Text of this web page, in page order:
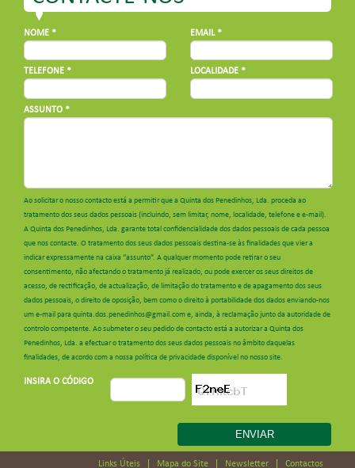
NOME * EMAIL *
TELEFONE * LOCALIDADE *
ASSUNTO *
Ao solicitar o nosso contacto está a permitir que a Quinta dos Penedinhos, Lda. proceda ao
tratamento dos seus dados pessoais (incluindo, sem limitar, nome, localidade, telefone e e-mail).
A Quinta dos Penedinhos, Lda. garante total confidencialidade dos dados pessoais de cada pessoa
que nos contacte. O tratamento dos seus dados pessoais destina-se às finalidades que vier a
indicar expressamente na caixa “assunto”. A qualquer momento pode retirar o seu
consentimento, não afectando o tratamento já realizado, ou pode exercer os seus direitos de
acesso, de rectificação, de actualização, de limitação do tratamento e de apagamento dos seus
dados pessoais, o direito de oposição, bem como o direito à portabilidade dos dados enviando-nos
um e-mail para quinta.dos.penedinhos@gmail.com e, ainda, à reclamação junto da autoridade de
controlo competente. Ao submeter o seu pedido de contacto está a autorizar a Quinta dos
Penedinhos, Lda. a efectuar o tratamento dos seus dados pessoais no âmbito daquelas
finalidades, de acordo com a nossa política de privacidade disponível no nosso site.
INSIRA O CÓDIGO
Links Úteis Mapa do Site Newsletter Contactos